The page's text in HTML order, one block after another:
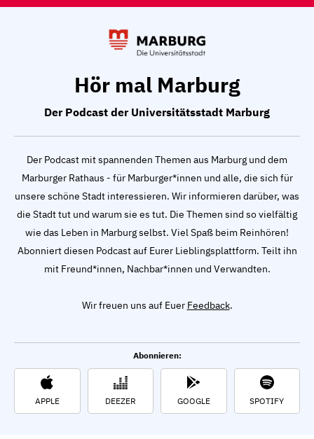
Hör mal Marburg
Der Podcast der Universitätsstadt Marburg
Der Podcast mit spannenden Themen aus Marburg und dem
Marburger Rathaus - für Marburger*innen und alle, die sich für
unsere schöne Stadt interessieren. Wir informieren darüber, was
die Stadt tut und warum sie es tut. Die Themen sind so vielfältig
wie das Leben in Marburg selbst. Viel Spaß beim Reinhören!
Abonniert diesen Podcast auf Eurer Lieblingsplattform. Teilt ihn
mit Freund*innen, Nachbar*innen und Verwandten.
Wir freuen uns auf Euer Feedback.
Abonnieren:
APPLE DEEZER GOOGLE SPOTIFY